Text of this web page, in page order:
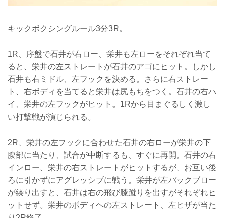
キックボクシングルール3分3R。
1R、序盤で石井が右ロー、栄井も左ローをそれぞれ当て
ると、栄井の左ストレートが石井のアゴにヒット。しかし
石井も右ミドル、左フックを決める。さらに右ストレー
ト、右ボディを当てると栄井は尻もちをつく。石井の右ハ
イ、栄井の左フックがヒット。1Rから目まぐるしく激し
い打撃戦が演じられる。
2R、栄井の左フックに合わせた石井の右ローが栄井の下
腹部に当たり、試合が中断するも、すぐに再開。石井の右
インロー、栄井の右ストレートがヒットするが、お互い後
ろに引かずにアグレッシブに戦う。栄井が左バックブロー
が繰り出すと、石井は右の飛び膝蹴りを出すがそれぞれヒ
ットせず。栄井のボディヘの左ストレート、左ヒザが当た